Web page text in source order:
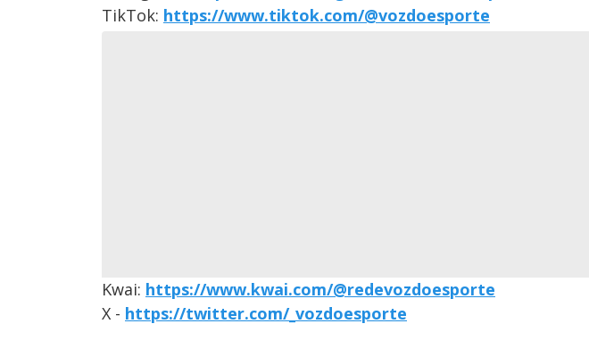
TikTok: https://www.tiktok.com/@vozdoesporte
Kwai: https://www.kwai.com/@redevozdoesporte
X - https://twitter.com/_vozdoesporte